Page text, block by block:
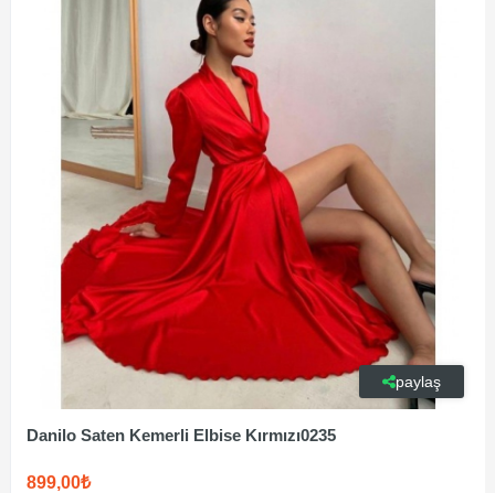
paylaş
Danilo Saten Kemerli Elbise Kırmızı0235
899,00₺